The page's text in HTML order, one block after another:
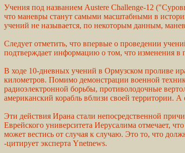
Учения под названием Austere Challenge-12
что маневры станут самыми масштабными в
учений не называется, по некоторым данным,
Следует отметить, что впервые о проведении
подтверждает информацию о том, что изменения
В ходе 10-дневных учений в Ормузском проливе
километров. Помимо демонстрации военной
радиоэлектронной борьбы, противолодочные
американский корабль вблизи своей территории.
Эти действия Ирана стали непосредственной
Еврейского университета Иерусалима отмечает,
может вестись от случая к случаю. Это то, что
-цитирует эксперта Ynetnews.